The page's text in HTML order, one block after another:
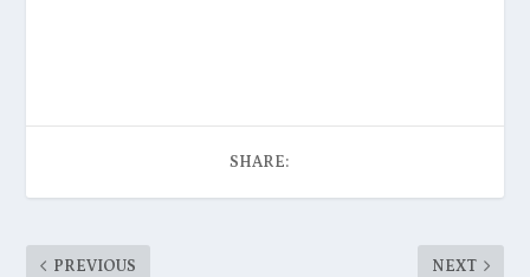
SHARE:
PREVIOUS NEXT